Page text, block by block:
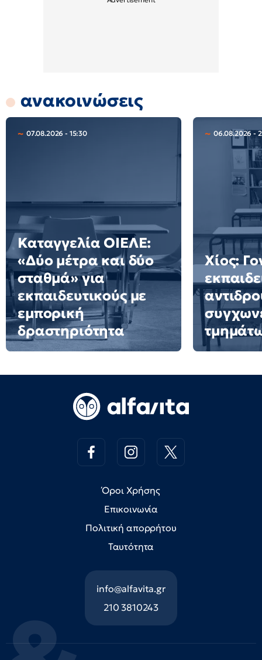
ανακοινώσεις
07.08.2026 - 15:30
Καταγγελία ΟΙΕΛΕ:
«Δύο μέτρα και δύο
σταθμά» για
εκπαιδευτικούς με
εμπορική
δραστηριότητα
06.08.2026 -
Χίος:
Όροι Χρήσης
Επικοινωνία
Πολιτική απορρήτου
Ταυτότητα
info@alfavita.gr
210 3810243